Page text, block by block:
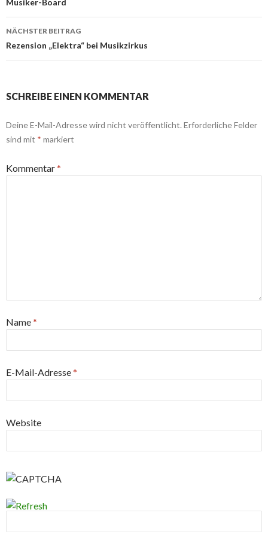
Navigation
Musiker-Board
NÄCHSTER BEITRAG
Rezension „Elektra“ bei Musikzirkus
SCHREIBE EINEN KOMMENTAR
Deine E-Mail-Adresse wird nicht veröffentlicht. Erforderliche Felder
sind mit * markiert
Kommentar*
Name*
E-Mail-Adresse*
Website